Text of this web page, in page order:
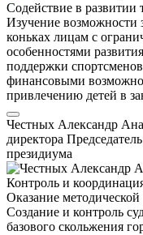
Содействие в развитии
Изучение возможности
коньках лицам с
особенностями
поддержки
финансовыми
привлечению детей в
Честных Александр
директора
президиума
Контроль и
Оказание
Создание и контроль
базового скольжения